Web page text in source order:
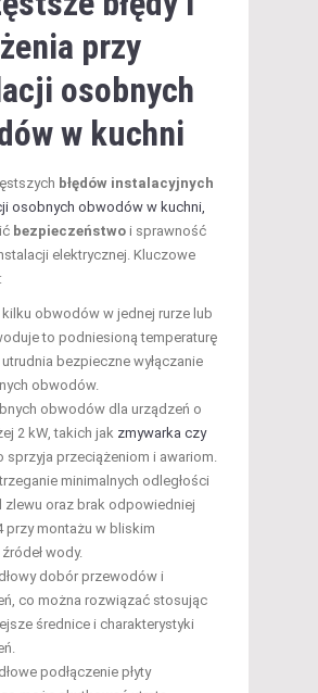
przy
osobnych
w kuchni
błędów instalacyjnych
osobnych obwodów w kuchni,
bezpieczeństwo i sprawność
elektrycznej. Kluczowe
obwodów w jednej rurze lub
to podniesioną temperaturę
bezpieczne wyłączanie
obwodów.
obwodów dla urządzeń o
2 kW, takich jak zmywarka czy
sprzyja przeciążeniom i awariom.
minimalnych odległości
zlewu oraz brak odpowiedniej
przy montażu w bliskim
wody.
dobór przewodów i
co można rozwiązać stosując
średnice i charakterystyki
podłączenie płyty